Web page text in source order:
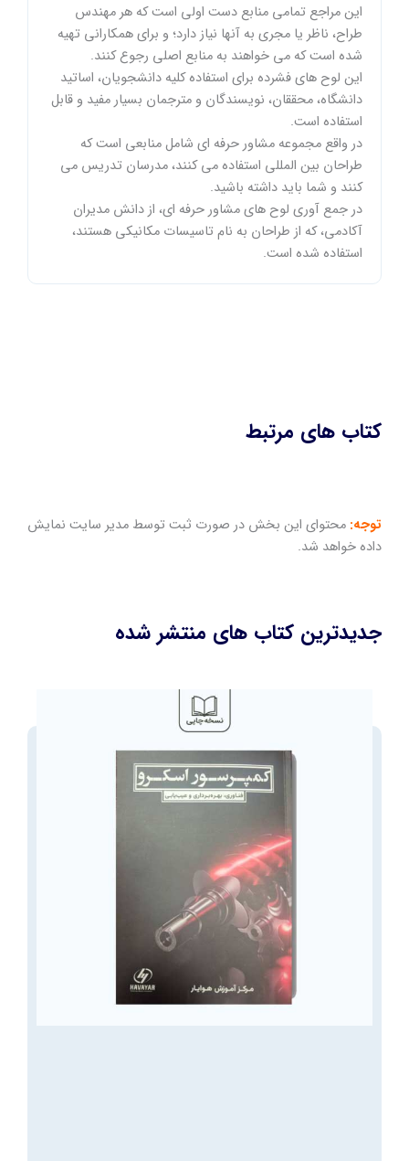
این مراجع تمامی منابع دست اولی است که هر مهندس
طراح، ناظر یا مجری به آنها نیاز دارد؛ و برای همکارانی تهیه
شده است که می خواهند به منابع اصلی رجوع کنند.
این لوح های فشرده برای استفاده کلیه دانشجویان، اساتید
دانشگاه، محققان، نویسندگان و مترجمان بسیار مفید و قابل
استفاده است.
در واقع مجموعه مشاور حرفه ای شامل منابعی است که
طراحان بین المللی استفاده می کنند، مدرسان تدریس می
کنند و شما باید داشته باشید.
در جمع آوری لوح های مشاور حرفه ای، از دانش مدیران
آکادمی، که از طراحان به نام تاسیسات مکانیکی هستند،
استفاده شده است.
کتاب های مرتبط
توجه: محتوای این بخش در صورت ثبت توسط مدیر سایت نمایش
داده خواهد شد.
جدیدترین کتاب های منتشر شده